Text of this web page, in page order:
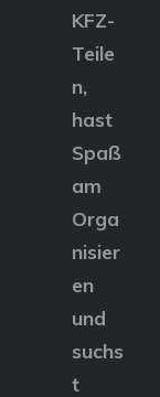
KFZ-
Teile
n,
hast
Spaß
am
Orga
nisier
en
und
suchs
t